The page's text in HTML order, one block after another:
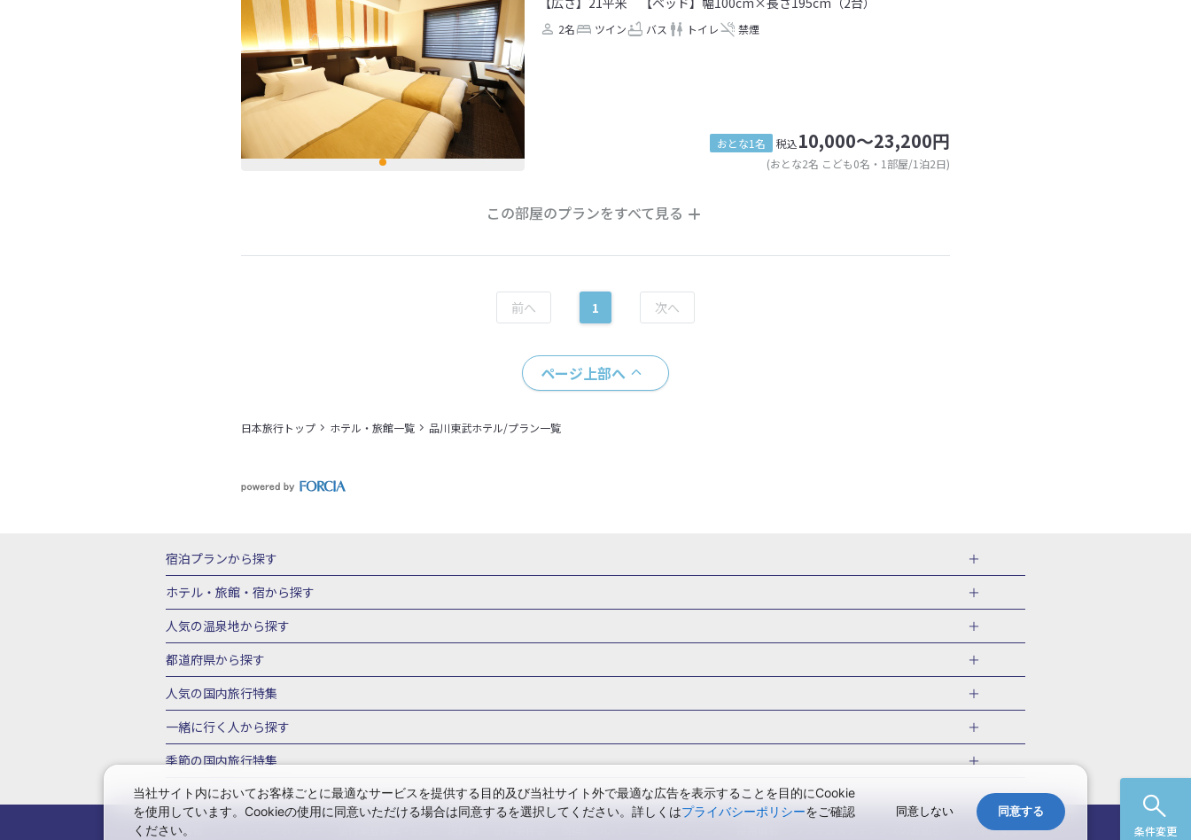
条件変更
2名 ツイン バス トイレ 禁煙
おとな1名 税込10,000～23,200円
(おとな2名 こども0名・1部屋/1泊2日)
この部屋のプランをすべて見る
1
ページ上部へ
日本旅行トップ ホテル・旅館一覧 品川東武ホテル/プラン一覧
宿泊プランから探す
北海道
東北 青森県
栃木県
群馬県 北陸 富山県 石川県 福井県 甲信越 山梨県 新潟県 長野県 東海 静岡県 岐阜県
愛知県
三重県
近畿 滋賀県 京都府 大阪府 兵庫県 奈良県 和歌山県 四国 徳島県 高知県 香川県 愛媛県
中国
岡山県
広島県
ホテル・旅館・宿から探す
北海道ホテル・旅館
山形県ホテル・旅館
福島県ホテル・旅館 東京都ホテル・旅館 神奈川県ホテル・旅館
埼玉県ホテル・旅館
千葉県ホテル・旅館
茨城県ホテル・旅館 栃木県ホテル・旅館 群馬県ホテル・旅館
富山県ホテル・旅館
石川県ホテル・旅館
静岡県ホテル・旅館
京都府ホテル・旅館
大阪府ホテル・旅館 兵庫県ホテル・旅館 奈良県ホテル・旅館
和歌山県ホテル・旅館
広島県ホテル・旅館
鳥取県ホテル・旅館 島根県ホテル・旅館 山口県ホテル・旅館
福岡県ホテル・旅館
佐賀県ホテル・旅館
長崎県ホテル・旅館 熊本県ホテル・旅館 大分県ホテル・旅館
宮崎県ホテル・旅館
人気の温泉地から探す
北海道
湯の川温泉(北海道)
川湯温泉(北海道)
層雲峡温泉(北海道) 知床温泉(北海道) 東北 花巻温泉(岩手) 蔵王温泉(山形)
かみのやま温泉(山形)
鳴子温泉(宮城)
秋保温泉(宮城) 飯坂温泉(福島) 北陸 和倉温泉(石川) 宇奈月温泉(富山) あわら温泉(福井)
関東
鬼怒川温泉(栃木)
川治温泉(栃木)
伊豆箱根
箱根湯本温泉(神奈川)
白骨温泉(長野)
湯田中渋温泉(長野) 昼神温泉(長野) 東海 浜名湖かんざんじ温泉(静岡) 下呂温泉(岐阜)
関西
有馬温泉(兵庫)
都道府県から探す
北海道旅行・ツアー
山形旅行・ツアー
福島旅行・ツアー 関東 東京旅行・ツアー 神奈川旅行・ツアー 埼玉旅行・ツアー
千葉旅行・ツアー
茨城旅行・ツアー
栃木旅行・ツアー 群馬旅行・ツアー 北陸 富山旅行・ツアー 石川旅行・ツアー
福井旅行・ツアー
甲信越
山梨旅行・ツアー 新潟旅行・ツアー 長野旅行・ツアー 東海 静岡旅行・ツアー
岐阜旅行・ツアー
愛知旅行・ツアー
三重旅行・ツアー 関西 滋賀旅行・ツアー 京都旅行・ツアー 大阪旅行・ツアー
兵庫旅行・ツアー
奈良旅行・ツアー
和歌山旅行・ツアー 四国 徳島旅行・ツアー 高知旅行・ツアー 香川旅行・ツアー
愛媛旅行・ツアー
人気の国内旅行特集
東京ディズニーリゾート®への旅
一緒に行く人から探す
一人旅 国内版
家族・子連れ旅行 国内版
季節の国内旅行特集
桜・お花見特集
ゴールデンウィーク（GW）の国内旅行 夏休み・お盆の国内旅行 7月の国内旅行
8月の国内旅行
9月の国内旅行
10月の国内旅行 11月の国内旅行 紅葉旅行 クリスマスの国内旅行
年末年始・お正月の国内旅行
会社情報 サイトマップ
当社サイト内においてお客様ごとに最適なサービスを提供する目的及び当社サイト外で最適な広告を表示することを目的にCookie
を使用しています。Cookieの使用に同意いただける場合は同意するを選択してください。詳しくはプライバシーポリシーをご確認
ください。
同意しない 同意する